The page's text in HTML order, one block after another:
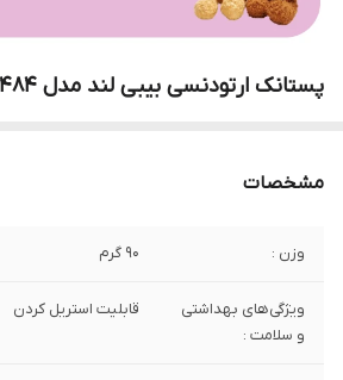
پستانک ارتودنسی بیبی لند مدل 484
مشخصات
وزن : ۹۰ گرم
ویژگی‌های بهداشتی
و سلامت :
قابلیت استریل کردن